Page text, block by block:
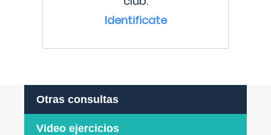
Identificate
Otras consultas
Video ejercicios